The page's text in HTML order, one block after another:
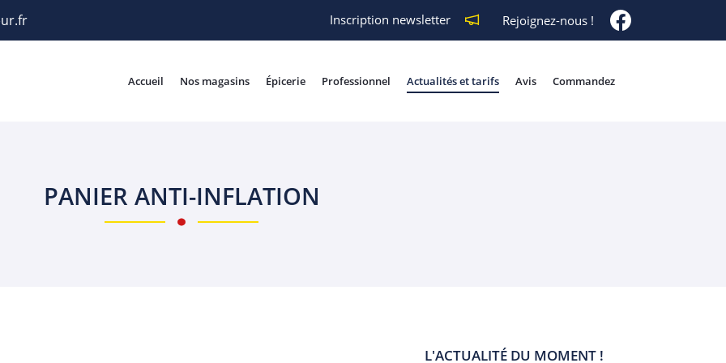
Inscription newsletter Rejoignez-nous !
Accueil Nos magasins Épicerie Professionnel Actualités et tarifs Avis Commandez
à
PANIER ANTI-INFLATION
L'ACTUALITÉ DU MOMENT !